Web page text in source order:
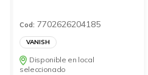
Cod: 7702626204185
VANISH
Disponible en local
seleccionado